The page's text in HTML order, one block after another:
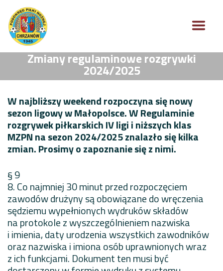
Zmiany regulaminowe rozgrywki
2024/2025
W najbliższy weekend rozpoczyna się nowy
sezon ligowy w Małopolsce. W Regulaminie
rozgrywek piłkarskich IV ligi i niższych klas
MZPN na sezon 2024/2025 znalazło się kilka
zmian. Prosimy o zapoznanie się z nimi.
§ 9
8. Co najmniej 30 minut przed rozpoczęciem
zawodów drużyny są obowiązane do wręczenia
sędziemu wypełnionych wydruków składów
na protokole z wyszczególnieniem nazwiska
i imienia, daty urodzenia wszystkich zawodników
oraz nazwiska i imiona osób uprawnionych wraz
z ich funkcjami. Dokument ten musi być